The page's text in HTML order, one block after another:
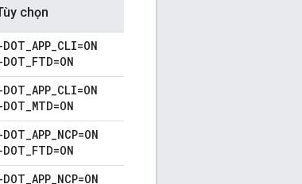
chọn
_APP_CLI=ON
_FTD=ON
_APP_CLI=ON
_MTD=ON
_APP_NCP=ON
_FTD=ON
_APP_NCP=ON